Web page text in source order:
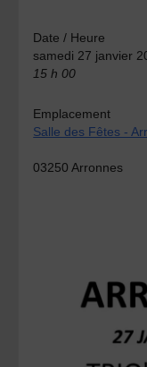
Date / Heure
samedi 27 janvier
15 h 00
Emplacement
Salle des Fêtes -
03250 Arronnes